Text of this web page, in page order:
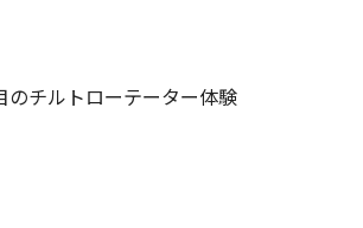
のチルトローテーター体験